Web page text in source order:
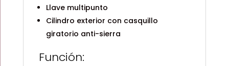
Llave multipunto
Cilindro exterior con casquillo
giratorio anti-sierra
Función: